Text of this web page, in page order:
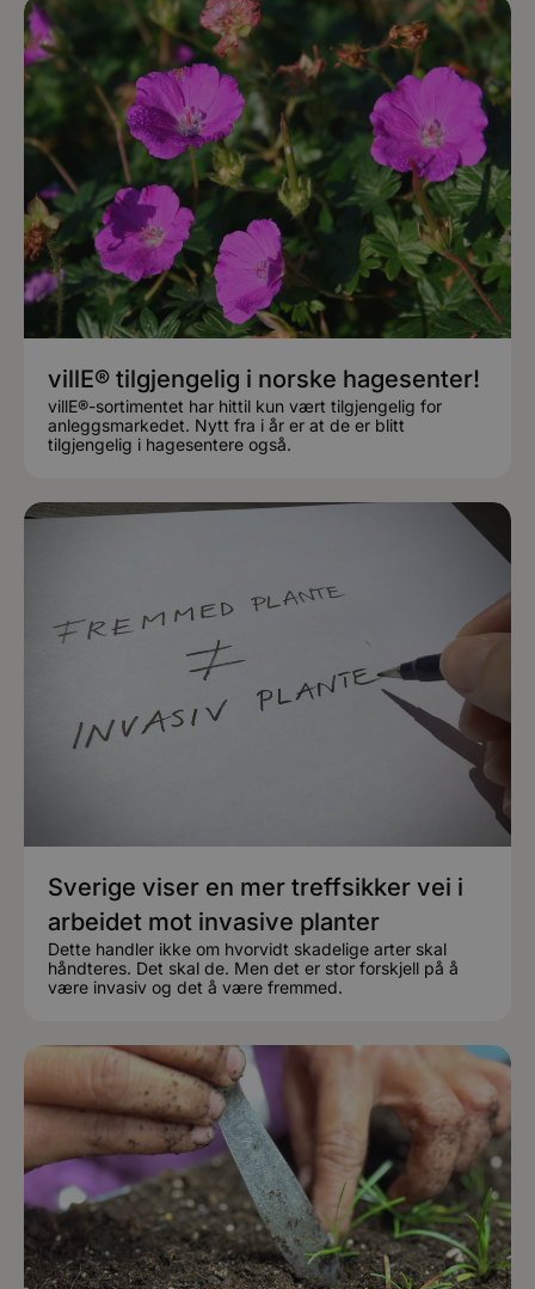
villE® tilgjengelig i norske hagesenter!
villE®-sortimentet har hittil kun vært tilgjengelig for
anleggsmarkedet. Nytt fra i år er at de er blitt
tilgjengelig i hagesentere også.
Sverige viser en mer treffsikker vei i
arbeidet mot invasive planter
Dette handler ikke om hvorvidt skadelige arter skal
håndteres. Det skal de. Men det er stor forskjell på å
være invasiv og det å være fremmed.